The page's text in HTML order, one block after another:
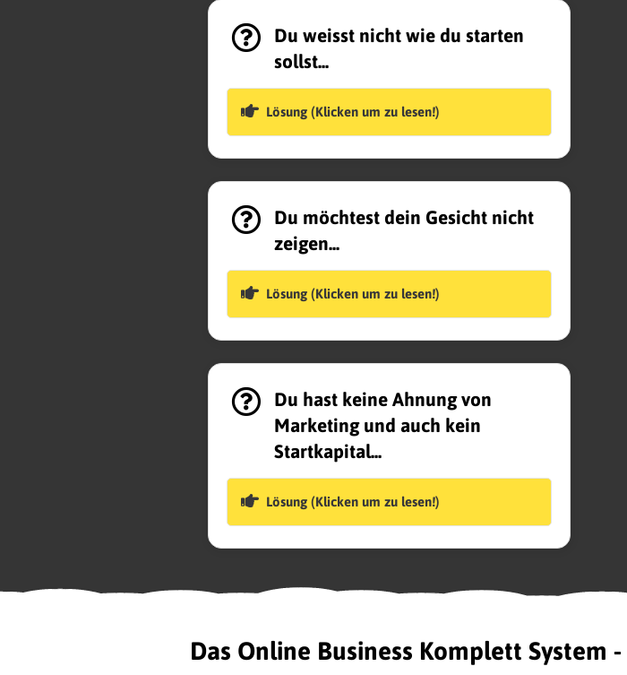
Du weisst nicht wie du starten
sollst...
Lösung (Klicken um zu lesen!)
Du möchtest dein Gesicht nicht
zeigen...
Lösung (Klicken um zu lesen!)
Du hast keine Ahnung von
Marketing und auch kein
Startkapital...
Lösung (Klicken um zu lesen!)
Das Online Business Komplett System -